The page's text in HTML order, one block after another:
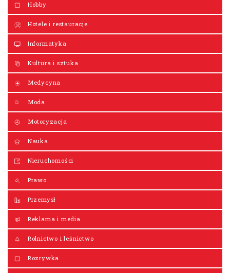
Hobby
Hotele i restauracje
Informatyka
Kultura i sztuka
Medycyna
Moda
Motoryzacja
Nauka
Nieruchomości
Prawo
Przemysł
Reklama i media
Rolnictwo i leśnictwo
Rozrywka